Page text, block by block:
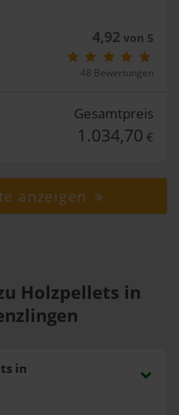
4,92von 5
48 Bewertungen
Gesamtpreis
1.034,70 €
anzeigen
Holzpellets in
in